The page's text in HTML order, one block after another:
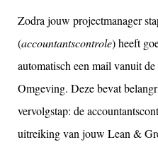
Zodra jouw projectmanager
(accountantscontrole) heeft
automatisch een mail vanuit
Omgeving. Deze bevat
vervolgstap: de
uitreiking van jouw Lean &